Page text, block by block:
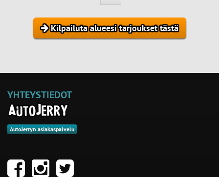
Kilpailuta alueesi tarjoukset tästä
YHTEYSTIEDOT
AutoJerryn asiakaspalvelu